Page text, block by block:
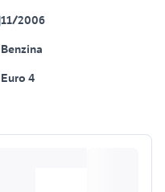
11/2006
Benzina
Euro 4